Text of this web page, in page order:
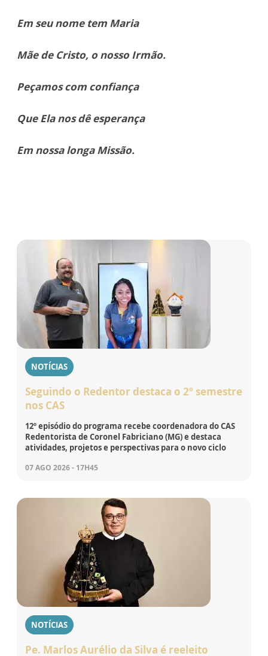
Em seu nome tem Maria
Mãe de Cristo, o nosso Irmão.
Peçamos com confiança
Que Ela nos dê esperança
Em nossa longa Missão.
NOTÍCIAS
Seguindo o Redentor destaca o 2º semestre
nos CAS
12º episódio do programa recebe coordenadora do CAS
Redentorista de Coronel Fabriciano (MG) e destaca
atividades, projetos e perspectivas para o novo ciclo
07 AGO 2026 - 17H45
NOTÍCIAS
Pe. Marlos Aurélio da Silva é reeleito